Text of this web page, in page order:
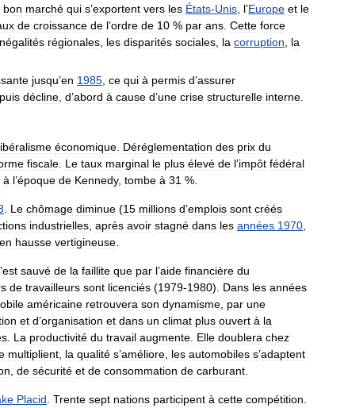
bon marché qui s’exportent vers les États-Unis l’Europe et le
de croissance de l’ordre de 10 % par ans Cette force
régionales les disparités sociales la corruption
la
jusqu’en 1985 ce qui à permis d’assurer
puis décline d’abord à cause d’une crise structurelle interne
économique Déréglementation des prix du
fiscale Le taux marginal le plus élevé de l’impôt fédéral
à l’époque de Kennedy, tombe à 31 %.
Le chômage diminue (15 millions d’emplois sont créés
industrielles après avoir stagné dans les années 1970
en hausse vertigineuse
’est sauvé de la faillite que par l’aide financière du
de travailleurs sont licenciés (1979-1980). Dans les années
américaine retrouvera son dynamisme par une
et d’organisation et dans un climat plus ouvert à la
La productivité du travail augmente Elle doublera chez
multiplient la qualité s’améliore les automobiles s’adaptent
de sécurité et de consommation de carburant
Placid Trente sept nations participent à cette compétition